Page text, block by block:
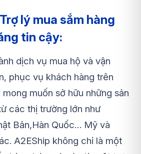
lý mua sắm hàng
tin cậy:
dịch vụ mua hộ và vận
phục vụ khách hàng trên
muốn sở hữu những sản
các thị trường lớn như
Bản,Hàn Quốc… Mỹ và
A2EShip không chỉ là một